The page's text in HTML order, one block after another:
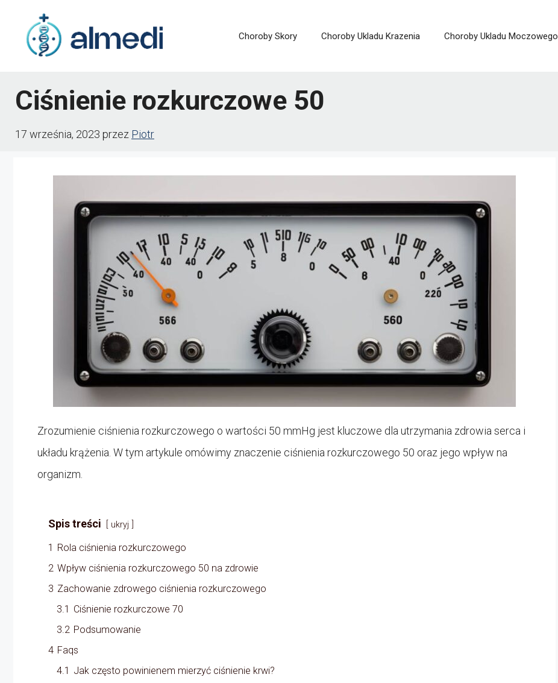
Choroby Skory Choroby Ukladu Krazenia Choroby Ukladu Moczowego
Ciśnienie rozkurczowe 50
17 września, 2023 przez Piotr
Zrozumienie ciśnienia rozkurczowego o wartości 50 mmHg jest kluczowe dla utrzymania zdrowia serca i
układu krążenia. W tym artykule omówimy znaczenie ciśnienia rozkurczowego 50 oraz jego wpływ na
organizm.
Spis treści ukryj
1 Rola ciśnienia rozkurczowego
2 Wpływ ciśnienia rozkurczowego 50 na zdrowie
3 Zachowanie zdrowego ciśnienia rozkurczowego
3.1 Ciśnienie rozkurczowe 70
3.2 Podsumowanie
4 Faqs
4.1 Jak często powinienem mierzyć ciśnienie krwi?